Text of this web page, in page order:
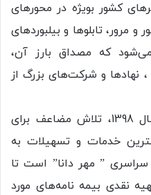
کشور بویژه در محورهای
مرور، تابلوها و بیلبوردهای
که مصداق بارز آن،
نهادها و شرکت‌های بزرگ از
هدف و رویکرد بیمه دانا در سال 1398، تلاش مضاعف برای
خدمات و تسهیلات به
سراسری ” مهر دانا” است تا
نقدی بیمه نامه‌های مورد